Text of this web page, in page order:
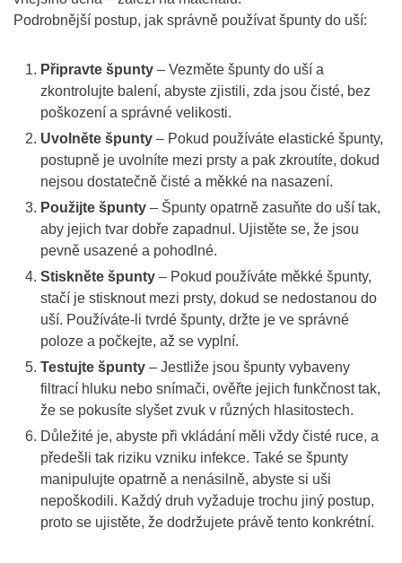
Podrobnější postup, jak správně používat špunty do uší:
Připravte špunty – Vezměte špunty do uší a
zkontrolujte balení, abyste zjistili, zda jsou čisté, bez
poškození a správné velikosti.
Uvolněte špunty – Pokud používáte elastické špunty,
postupně je uvolníte mezi prsty a pak zkroutíte, dokud
nejsou dostatečně čisté a měkké na nasazení.
Použijte špunty – Špunty opatrně zasuňte do uší tak,
aby jejich tvar dobře zapadnul. Ujistěte se, že jsou
pevně usazené a pohodlné.
Stiskněte špunty – Pokud používáte měkké špunty,
stačí je stisknout mezi prsty, dokud se nedostanou do
uší. Používáte-li tvrdé špunty, držte je ve správné
poloze a počkejte, až se vyplní.
Testujte špunty – Jestliže jsou špunty vybaveny
filtrací hluku nebo snímači, ověřte jejich funkčnost tak,
že se pokusíte slyšet zvuk v různých hlasitostech.
Důležité je, abyste při vkládání měli vždy čisté ruce, a
předešli tak riziku vzniku infekce. Také se špunty
manipulujte opatrně a nenásilně, abyste si uši
nepoškodili. Každý druh vyžaduje trochu jiný postup,
proto se ujistěte, že dodržujete právě tento konkrétní.